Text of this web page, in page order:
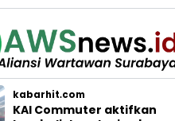
kabarhit.com
KAI Commuter aktifkan